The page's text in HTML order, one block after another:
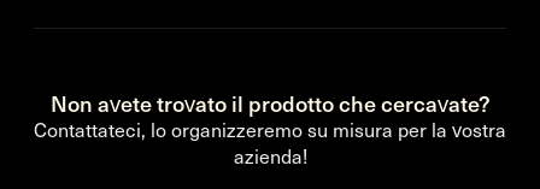
Non avete trovato il prodotto che cercavate?
Contattateci, lo organizzeremo su misura per la vostra
azienda!